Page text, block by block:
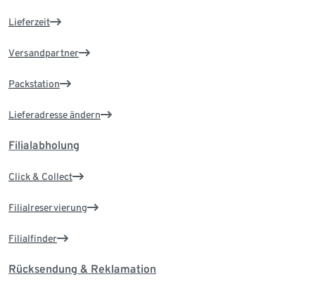
Lieferzeit
Versandpartner
Packstation
Lieferadresse ändern
Filialabholung
Click & Collect
Filialreservierung
Filialfinder
Rücksendung & Reklamation